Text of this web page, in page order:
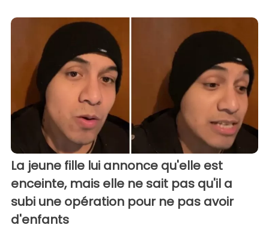
La jeune fille lui annonce qu'elle est
enceinte, mais elle ne sait pas qu'il a
subi une opération pour ne pas avoir
d'enfants